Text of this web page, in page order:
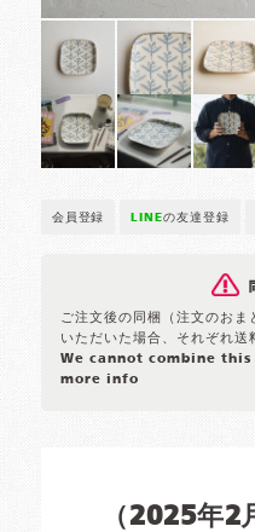
会員登録 LINEの友達登録
ご注文後の同梱（注文のおま
いただいた場合、それぞれ送
We cannot combine
more info
（2025年2